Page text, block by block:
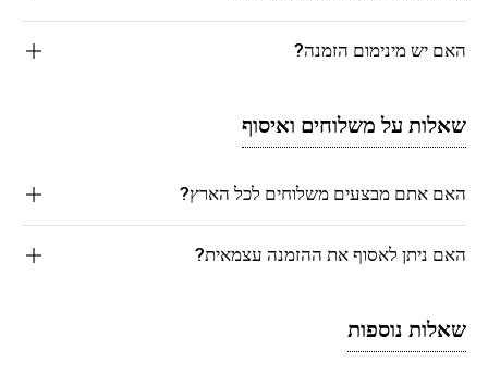
האם יש מינימום הזמנה?
שאלות על משלוחים ואיסוף
האם אתם מבצעים משלוחים לכל הארץ?
האם ניתן לאסוף את ההזמנה עצמאית?
שאלות נוספות